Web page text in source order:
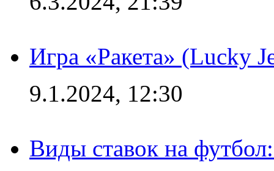
Игра «Ракета» (Lucky
9.1.2024, 12:30
Виды ставок на